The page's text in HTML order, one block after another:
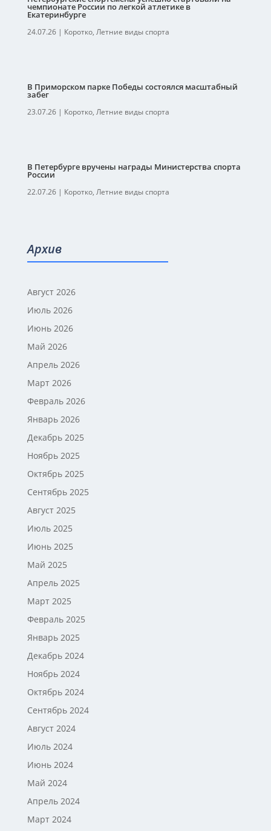
чемпионате России по легкой атлетике в
Екатеринбурге
24.07.26| Коротко, Летние виды спорта
В Приморском парке Победы состоялся масштабный
забег
23.07.26| Коротко, Летние виды спорта
В Петербурге вручены награды Министерства спорта
России
22.07.26| Коротко, Летние виды спорта
Архив
Август 2026
Июль 2026
Июнь 2026
Май 2026
Апрель 2026
Март 2026
Февраль 2026
Январь 2026
Декабрь 2025
Ноябрь 2025
Октябрь 2025
Сентябрь 2025
Август 2025
Июль 2025
Июнь 2025
Май 2025
Апрель 2025
Март 2025
Февраль 2025
Январь 2025
Декабрь 2024
Ноябрь 2024
Октябрь 2024
Сентябрь 2024
Август 2024
Июль 2024
Июнь 2024
Май 2024
Апрель 2024
Март 2024